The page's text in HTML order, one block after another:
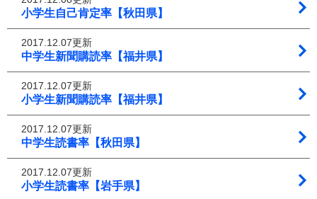
小学生自己肯定率【秋田県】
2017.12.07更新
中学生新聞購読率【福井県】
2017.12.07更新
小学生新聞購読率【福井県】
2017.12.07更新
中学生読書率【秋田県】
2017.12.07更新
小学生読書率【岩手県】